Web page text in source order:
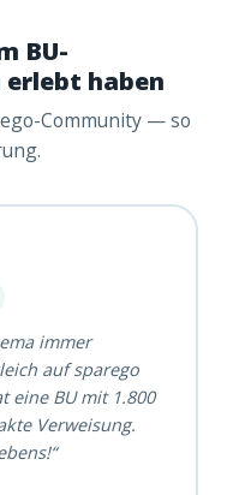
BU-
erlebt haben
Community — so
immer
auf sparego
eine BU mit 1.800
Verweisung.